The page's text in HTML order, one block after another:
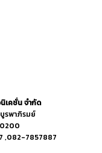
เคชั่น จำกัด
รพาภิรมย์
,082-7857887